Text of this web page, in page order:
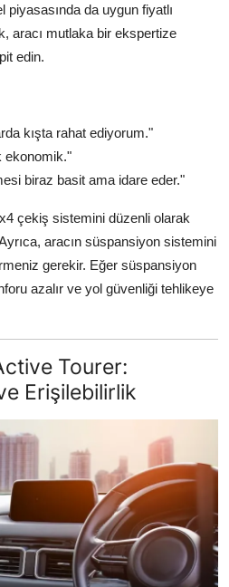
piyasasında da uygun fiyatlı
aracı mutlaka bir ekspertize
edin.
kışta rahat ediyorum."
ekonomik."
biraz basit ama idare eder."
çekiş sistemini düzenli olarak
aracın süspansiyon sistemini
gerekir. Eğer süspansiyon
azalır ve yol güvenliği tehlikeye
Tourer:
Erişilebilirlik